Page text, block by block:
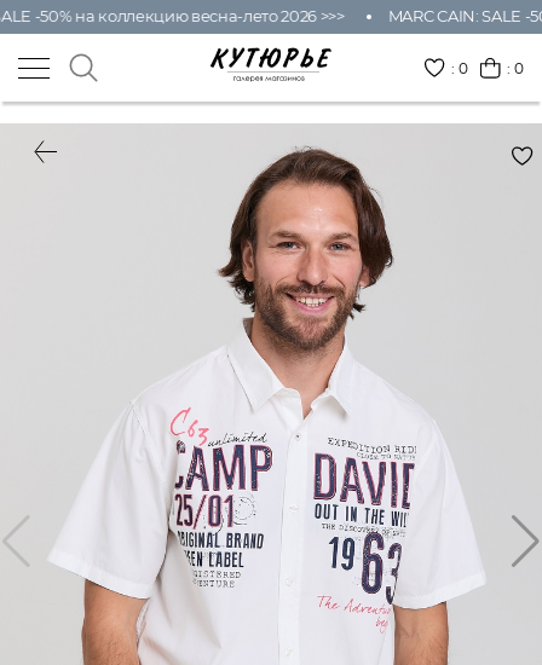
-50% на коллекцию весна-лето 2026 >>> MARC CAIN: SALE -
:0 : 0